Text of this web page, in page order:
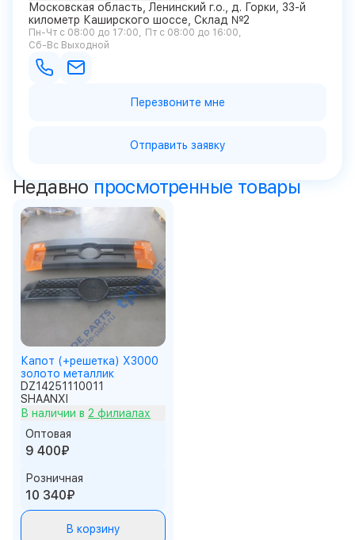
Московская область, Ленинский г.о., д. Горки, 33-й
километр Каширского шоссе, Склад №2
Пн-Чт с 08:00 до 17:00
Пт с 08:00 до 16:00
Сб-Вс Выходной
Перезвоните мне
Отправить заявку
Недавно просмотренные товары
Капот (+решетка) X3000
золото металлик
DZ14251110011
SHAANXI
В наличии в 2 филиалах
Оптовая
9 400₽
Розничная
10 340₽
В корзину